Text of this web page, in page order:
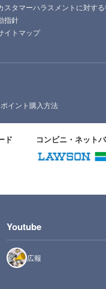
スタマーハラスメントに対す
指針
イトマップ
ポイント購入方法
ド コンビニ・ネット
Youtube
広報